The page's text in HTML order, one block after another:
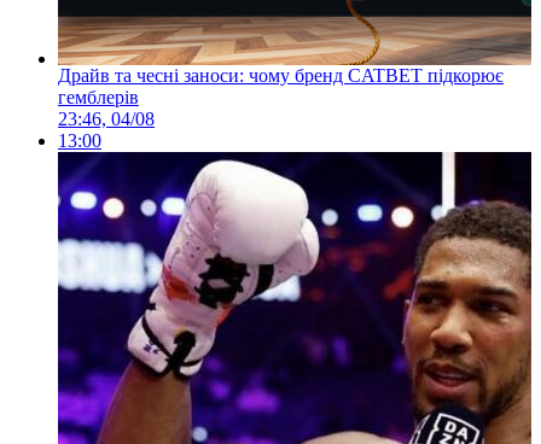
Драйв та чесні заноси: чому бренд CATBET підкорює
гемблерів
23:46, 04/08
13:00